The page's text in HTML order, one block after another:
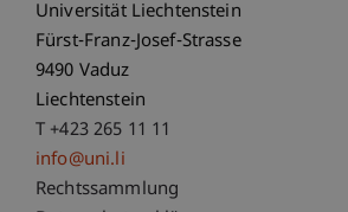
Universität Liechtenstein
Fürst-Franz-Josef-Strasse
9490 Vaduz
Liechtenstein
T +423 265 11 11
info@uni.li
Fußzeile Rechtliche
Rechtssammlung